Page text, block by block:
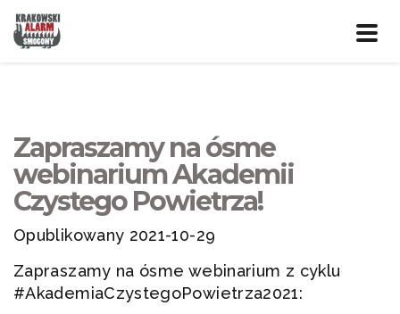
Zapraszamy na ósme
webinarium Akademii
Czystego Powietrza!
Opublikowany 2021-10-29
Zapraszamy na ósme webinarium z cyklu
#AkademiaCzystegoPowietrza2021: